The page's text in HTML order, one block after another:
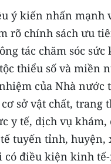
ý kiến nhấn mạnh
rõ chính sách ưu
tác chăm sóc sức
thiểu số và miền
của Nhà nước
sở vật chất, trang
y tế, dịch vụ khám,
tuyến tỉnh, huyện,
điều kiện kinh